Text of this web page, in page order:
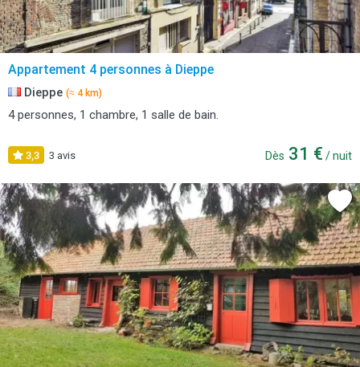
Appartement 4 personnes à Dieppe
Dieppe (≈ 4 km)
4 personnes, 1 chambre, 1 salle de bain.
3,3 3 avis Dès 31 € / nuit